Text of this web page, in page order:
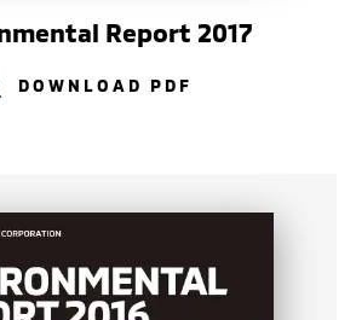
Report 2017
DOWNLOAD PDF